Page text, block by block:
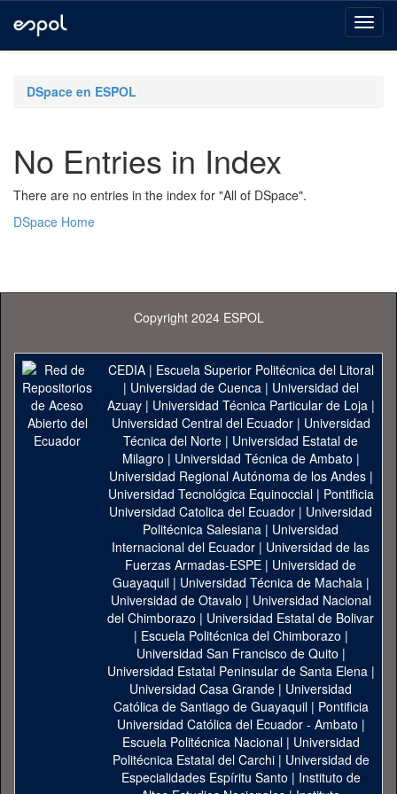
navigationDSpace en ESPOL
No Entries in Index
There are no entries in the index for "All of DSpace".
DSpace Home
Copyright 2024 ESPOL
CEDIA| Escuela Superior Politécnica del Litoral
| Universidad de Cuenca| Universidad del
Azuay| Universidad Técnica Particular de Loja|
Universidad Central del Ecuador| Universidad
Técnica del Norte | Universidad Estatal de
Milagro | Universidad Técnica de Ambato |
Universidad Regional Autónoma de los Andes|
Universidad Tecnológica Equinoccial| Pontificia
Universidad Catolica del Ecuador | Universidad
Politécnica Salesiana | Universidad
Internacional del Ecuador | Universidad de las
Fuerzas Armadas-ESPE | Universidad de
Guayaquil| Universidad Técnica de Machala|
Universidad de Otavalo | Universidad Nacional
del Chimborazo | Universidad Estatal de Bolivar
| Escuela Politécnica del Chimborazo |
Universidad San Francisco de Quito |
Universidad Estatal Peninsular de Santa Elena|
Universidad Casa Grande | Universidad
Católica de Santiago de Guayaquil| Pontificia
Universidad Católica del Ecuador - Ambato |
Escuela Politécnica Nacional| Universidad
Politécnica Estatal del Carchi| Universidad de
Especialidades Espíritu Santo | Instituto de